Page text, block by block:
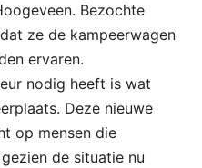
Bezochte
ze de kampeerwagen
ervaren.
nodig heeft is wat
Deze nieuwe
op mensen die
de situatie nu